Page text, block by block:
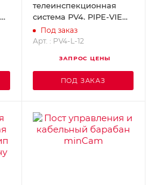
телеинспекционная
система PV4. PIPE-VIEW
PV4-L-12
Под заказ
Арт. : PV4-L-12
ЗАПРОС ЦЕНЫ
ПОД ЗАКАЗ